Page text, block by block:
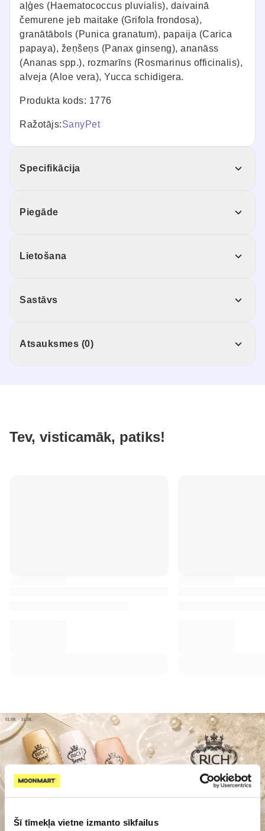
Šī tīmekļa vietne izmanto sīkfailus
aļģes (Haematococcus pluvialis), daivainā
čemurene jeb maitake (Grifola frondosa),
granātābols (Punica granatum), papaija (Carica
papaya), žeņšeņs (Panax ginseng), ananāss
(Ananas spp.), rozmarīns (Rosmarinus officinalis),
alveja (Aloe vera), Yucca schidigera.
Produkta kods: 1776
Ražotājs:SanyPet
Specifikācija
Piegāde
Lietošana
Sastāvs
Atsauksmes (0)
Tev, visticamāk, patiks!